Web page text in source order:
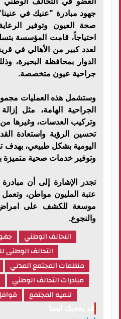
جهود مبادرة "عنيك في
صحة العيون وتوفير الرعاية
احتياجاً، قامت المؤسسة
لعدد كبير من الأهالي في
الدوار بمحافظة البحيرة،
جراحية عيون متخصصة.
وستشمل هذه العمليات
الجراحية الهامة، مثل
وتركيب العدسات، وغيرها من
تحسين الرؤية واستعادة
اليومية بشكل طبيعي، بهدف
وتوفير خدمات صحية متميزة
تجدر الإشارة إلى أن
عتبة المليون مواطن،
موسعة للكشف على امراض
والنجوع.
التحالف الوطني
التحالف الوطنى
منظمات المجتمع المدني
مبادرات التحالف الوطني
تنميه المجتمع